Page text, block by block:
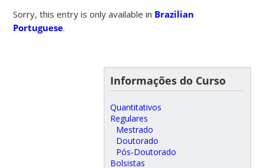
Sorry, this entry is only available in Brazilian
Portuguese.
Informações do Curso
Quantitativos
Regulares
Mestrado
Doutorado
Pós-Doutorado
Bolsistas